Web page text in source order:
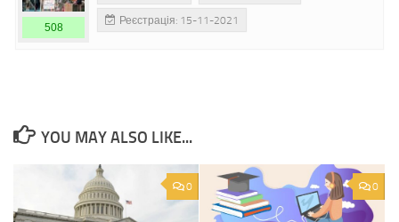
508
Реєстрація: 15-11-2021
YOU MAY ALSO LIKE...
0 0